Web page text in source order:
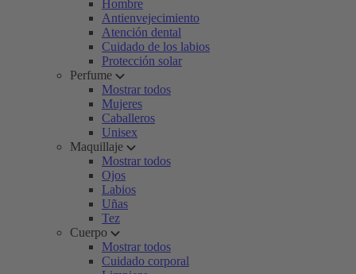
Hombre
Antienvejecimiento
Atención dental
Cuidado de los labios
Protección solar
Perfume
Mostrar todos
Mujeres
Caballeros
Unisex
Maquillaje
Mostrar todos
Ojos
Labios
Uñas
Tez
Cuerpo
Mostrar todos
Cuidado corporal